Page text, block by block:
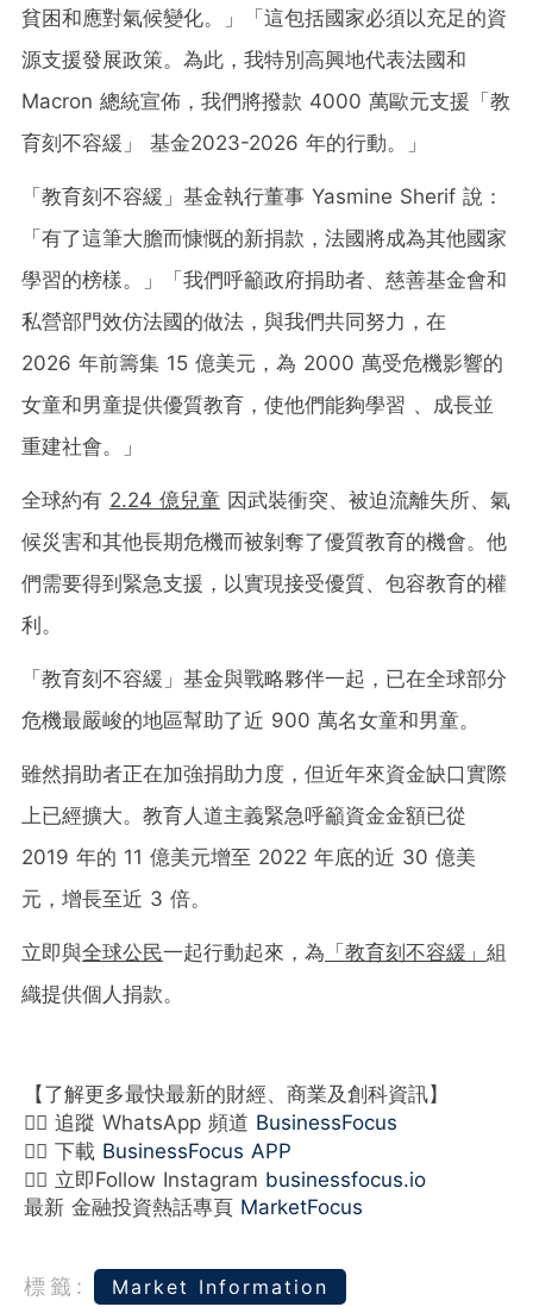
貧困和應對氣候變化。」「這包括國家必須以充足的資
源支援發展政策。為此，我特別高興地代表法國和
Macron 總統宣佈，我們將撥款 4000 萬歐元支援「教
育刻不容緩」 基金2023-2026 年的行動。」
「教育刻不容緩」基金執行董事 Yasmine Sherif 說：
「有了這筆大膽而慷慨的新捐款，法國將成為其他國家
學習的榜樣。」「我們呼籲政府捐助者、慈善基金會和
私營部門效仿法國的做法，與我們共同努力，在
2026 年前籌集 15 億美元，為 2000 萬受危機影響的
女童和男童提供優質教育，使他們能夠學習 、成長並
重建社會。」
全球約有 2.24 億兒童 因武裝衝突、被迫流離失所、氣
候災害和其他長期危機而被剝奪了優質教育的機會。他
們需要得到緊急支援，以實現接受優質、包容教育的權
利。
「教育刻不容緩」基金與戰略夥伴一起，已在全球部分
危機最嚴峻的地區幫助了近 900 萬名女童和男童。
雖然捐助者正在加強捐助力度，但近年來資金缺口實際
上已經擴大。教育人道主義緊急呼籲資金金額已從
2019 年的 11 億美元增至 2022 年底的近 30 億美
元，增長至近 3 倍。
立即與全球公民一起行動起來，為 「教育刻不容緩」 組
織提供個人捐款。
【了解更多最快最新的財經、商業及創科資訊】
👉🏻 追蹤 WhatsApp 頻道 BusinessFocus
👉🏻 下載 BusinessFocus APP
👉🏻 立即Follow Instagram businessfocus.io
最新 金融投資熱話專頁 MarketFocus
標籤:
Market Information